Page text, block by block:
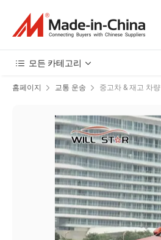
모든 카테고리
홈페이지 교통 운송 중고차 & 재고 차량